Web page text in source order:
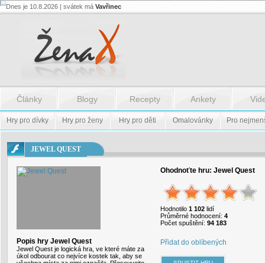
Flash.nazev
Flash.nazev
Dnes je 10.8.2026 | svátek má Vavřinec
Články Blogy Recepty Ankety
Hry pro dívky Hry pro ženy Hry pro děti Omalovánky Pro
JEWEL QUEST
Popis hry Jewel Quest
Jewel Quest je logická hra, ve které máte za
úkol odbourat co nejvíce kostek tak, aby se
Ohodnoťte hru: Jewel Quest
Hodnotilo 1 102 lidí
Průměrné hodnocení: 4
Počet spuštění: 94 183
Přidat do oblíbených